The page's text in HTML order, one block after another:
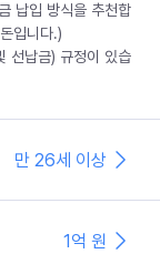
납입 방식을 추천합
입니다.)
선납금) 규정이 있습
만 26세 이상
1억 원